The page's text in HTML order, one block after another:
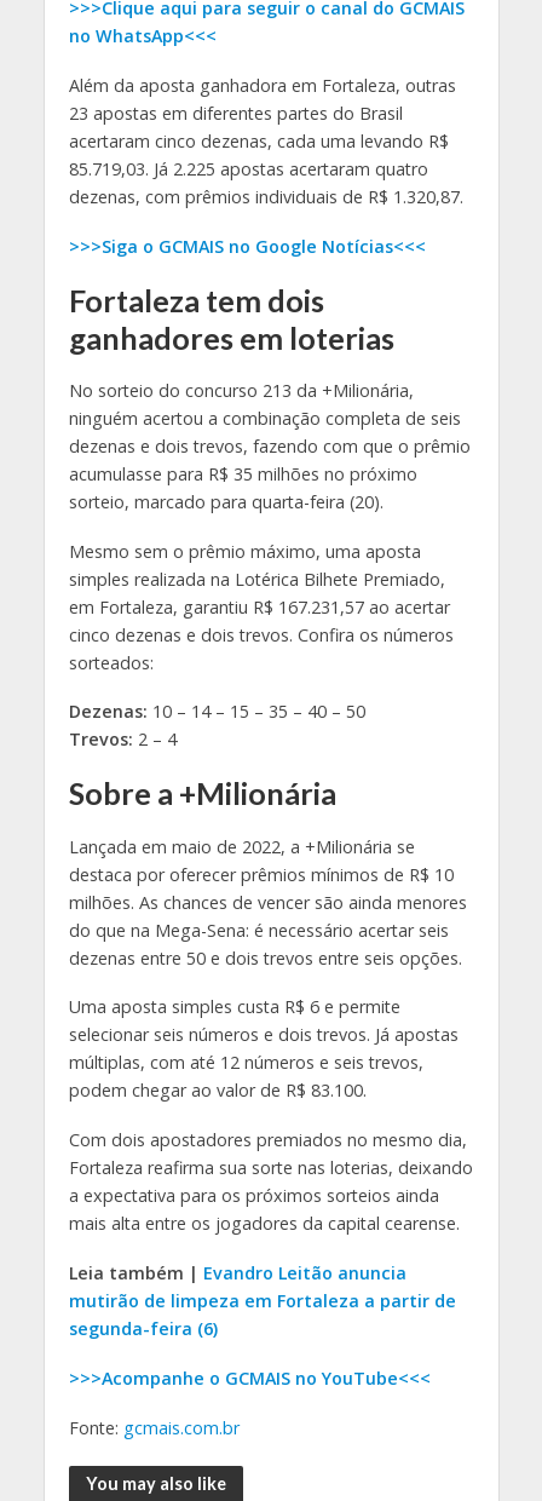
>>>Clique aqui para seguir o canal do GCMAIS
no WhatsApp<<<
Além da aposta ganhadora em Fortaleza, outras
23 apostas em diferentes partes do Brasil
acertaram cinco dezenas, cada uma levando R$
85.719,03. Já 2.225 apostas acertaram quatro
dezenas, com prêmios individuais de R$ 1.320,87.
>>>Siga o GCMAIS no Google Notícias<<<
Fortaleza tem dois
ganhadores em loterias
No sorteio do concurso 213 da +Milionária,
ninguém acertou a combinação completa de seis
dezenas e dois trevos, fazendo com que o prêmio
acumulasse para R$ 35 milhões no próximo
sorteio, marcado para quarta-feira (20).
Mesmo sem o prêmio máximo, uma aposta
simples realizada na Lotérica Bilhete Premiado,
em Fortaleza, garantiu R$ 167.231,57 ao acertar
cinco dezenas e dois trevos. Confira os números
sorteados:
Dezenas: 10 – 14 – 15 – 35 – 40 – 50
Trevos: 2 – 4
Sobre a +Milionária
Lançada em maio de 2022, a +Milionária se
destaca por oferecer prêmios mínimos de R$ 10
milhões. As chances de vencer são ainda menores
do que na Mega-Sena: é necessário acertar seis
dezenas entre 50 e dois trevos entre seis opções.
Uma aposta simples custa R$ 6 e permite
selecionar seis números e dois trevos. Já apostas
múltiplas, com até 12 números e seis trevos,
podem chegar ao valor de R$ 83.100.
Com dois apostadores premiados no mesmo dia,
Fortaleza reafirma sua sorte nas loterias, deixando
a expectativa para os próximos sorteios ainda
mais alta entre os jogadores da capital cearense.
Leia também | Evandro Leitão anuncia
mutirão de limpeza em Fortaleza a partir de
segunda-feira (6)
>>>Acompanhe o GCMAIS no YouTube<<<
Fonte: gcmais.com.br
You may also like